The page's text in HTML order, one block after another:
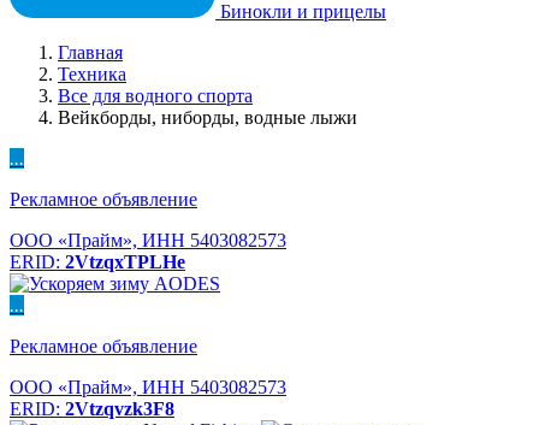
Бинокли и прицелы
Главная
Техника
Все для водного спорта
Вейкборды, ниборды, водные лыжи
...
Рекламное объявление
ООО «Прайм», ИНН 5403082573
ERID: 2VtzqxTPLHe
...
Рекламное объявление
ООО «Прайм», ИНН 5403082573
ERID: 2Vtzqvzk3F8